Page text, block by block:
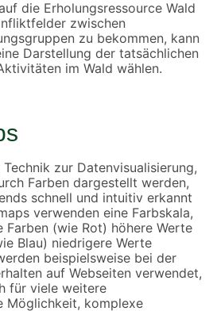
die Erholungsressource Wald
zwischen
zu bekommen, kann
Darstellung der tatsächlichen
im Wald wählen.
zur Datenvisualisierung,
Farben dargestellt werden,
schnell und intuitiv erkannt
verwenden eine Farbskala,
(wie Rot) höhere Werte
Blau) niedrigere Werte
beispielsweise bei der
auf Webseiten verwendet,
für viele weitere
Möglichkeit, komplexe